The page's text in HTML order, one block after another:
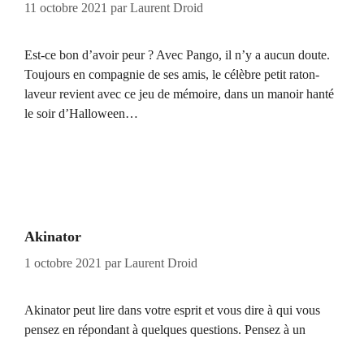
11 octobre 2021 parLaurent Droid
Est-ce bon d’avoir peur ? Avec Pango, il n’y a aucun doute.
Toujours en compagnie de ses amis, le célèbre petit raton-
laveur revient avec ce jeu de mémoire, dans un manoir hanté
le soir d’Halloween…
Akinator
1 octobre 2021 parLaurent Droid
Akinator peut lire dans votre esprit et vous dire à qui vous
pensez en répondant à quelques questions. Pensez à un